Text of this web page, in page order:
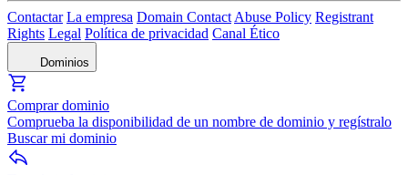
Contactar La empresa Domain Contact Abuse Policy Registrant
Rights Legal Política de privacidad Canal Ético
Dominios
Comprar dominio
Comprueba la disponibilidad de un nombre de dominio y regístralo
Buscar mi dominio